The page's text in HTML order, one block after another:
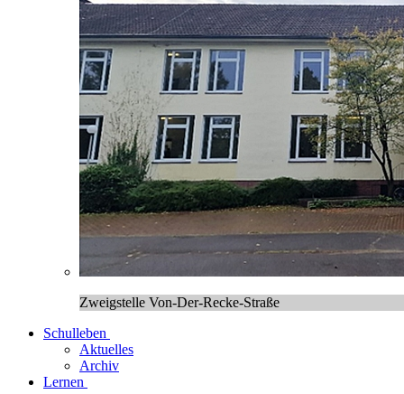
Zweigstelle Von-Der-Recke-Straße
Schulleben
Aktuelles
Archiv
Lernen